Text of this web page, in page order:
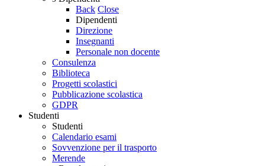
Back Close
Dipendenti
Direzione
Insegnanti
Personale non docente
Consulenza
Biblioteca
Progetti scolastici
Pubblicazione scolastica
GDPR
Studenti
Studenti
Calendario esami
Sovvenzione per il trasporto
Merende